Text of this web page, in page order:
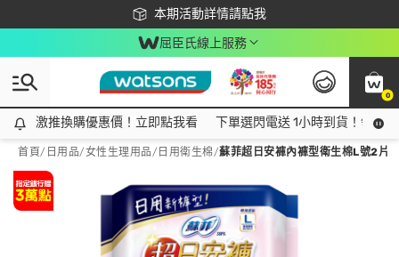
本期活動詳情請點我
下載app最高回饋$350
屈臣氏線上服務
0
激推換購優惠價！立即點我看
激推換購優惠價！立即點我看 下單選閃電送 1小時到貨！領神
首頁/ 日用品/女性生理用品/ 日用衛生棉/蘇菲超日安褲內褲型衛生棉L號2片